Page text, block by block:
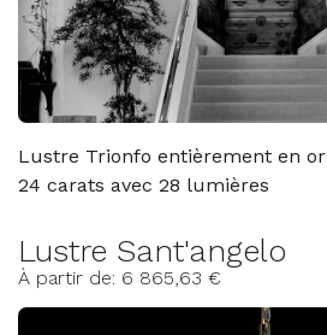
Lustre Trionfo entièrement en or
24 carats avec 28 lumières
Lustre Sant'angelo
À partir de: 6 865,63 €